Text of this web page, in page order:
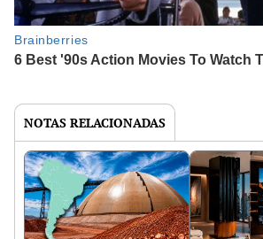
NOTAS RELACIONADAS